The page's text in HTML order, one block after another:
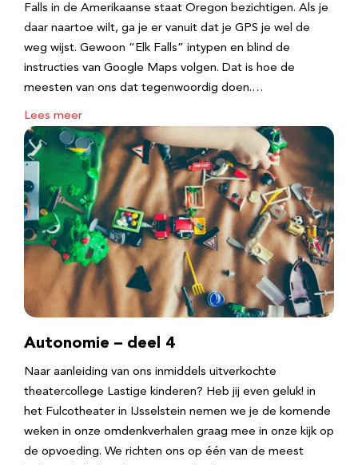
Falls in de Amerikaanse staat Oregon bezichtigen. Als je
daar naartoe wilt, ga je er vanuit dat je GPS je wel de
weg wijst. Gewoon “Elk Falls” intypen en blind de
instructies van Google Maps volgen. Dat is hoe de
meesten van ons dat tegenwoordig doen.…
Lees meer
Autonomie – deel 4
Naar aanleiding van ons inmiddels uitverkochte
theatercollege Lastige kinderen? Heb jij even geluk! in
het Fulcotheater in IJsselstein nemen we je de komende
weken in onze omdenkverhalen graag mee in onze kijk op
de opvoeding. We richten ons op één van de meest